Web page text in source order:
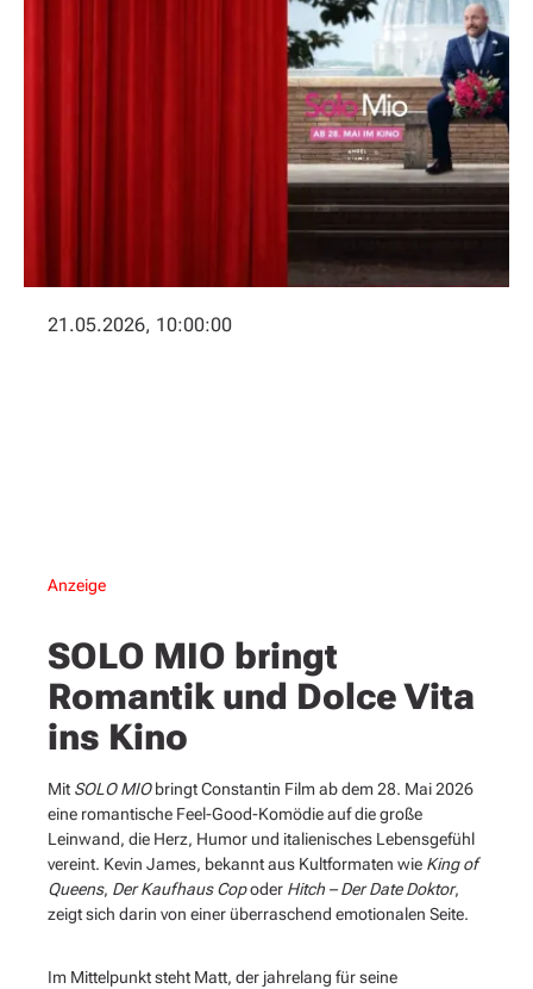
21.05.2026, 10:00:00
Anzeige
SOLO MIO bringt
Romantik und Dolce Vita
ins Kino
Mit SOLO MIObringt Constantin Film ab dem 28. Mai 2026
eine romantische Feel-Good-Komödie auf die große
Leinwand, die Herz, Humor und italienisches Lebensgefühl
vereint. Kevin James, bekannt aus Kultformaten wie King of
Queens, Der Kaufhaus Copoder Hitch – Der Date Doktor,
zeigt sich darin von einer überraschend emotionalen Seite.
Im Mittelpunkt steht Matt, der jahrelang für seine